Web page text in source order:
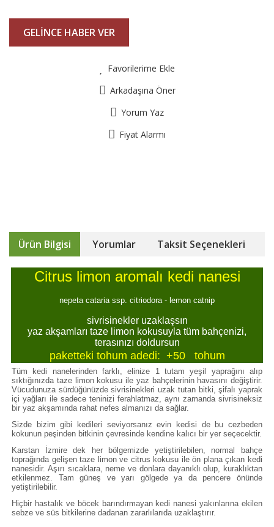
GELİNCE HABER VER
Favorilerime Ekle
Arkadaşına Öner
Yorum Yaz
Fiyat Alarmı
Ürün Bilgisi Yorumlar Taksit Seçenekleri
Citrus limon aromalı kedi nanesi
nepeta cataria ssp. citriodora - lemon catnip
sivrisinekler uzaklaşsın
yaz akşamları taze limon kokusuyla tüm bahçenizi,
terasınızı doldursun
paketteki tohum adedi: +50 tohum
Tüm kedi nanelerinden farklı, elinize 1 tutam yeşil yaprağını alıp
sıktığınızda taze limon kokusu ile yaz bahçelerinin havasını değiştirir.
Vücudunuza sürdüğünüzde sivrisinekleri uzak tutan bitki, şifalı yaprak
içi yağları ile sadece teninizi ferahlatmaz, aynı zamanda sivrisineksiz
bir yaz akşamında rahat nefes almanızı da sağlar.
Sizde bizim gibi kedileri seviyorsanız evin kedisi de bu cezbeden
kokunun peşinden bitkinin çevresinde kendine kalıcı bir yer seçecektir.
Karstan İzmire dek her bölgemizde yetiştirilebilen, normal bahçe
toprağında gelişen taze limon ve citrus kokusu ile ön plana çıkan kedi
nanesidir. Aşırı sıcaklara, neme ve donlara dayanıklı olup, kuraklıktan
etkilenmez. Tam güneş ve yarı gölgede ya da pencere önünde
yetiştirilebilir.
Hiçbir hastalık ve böcek barındırmayan kedi nanesi yakınlarına ekilen
sebze ve süs bitkilerine dadanan zararlılarıda uzaklaştırır.